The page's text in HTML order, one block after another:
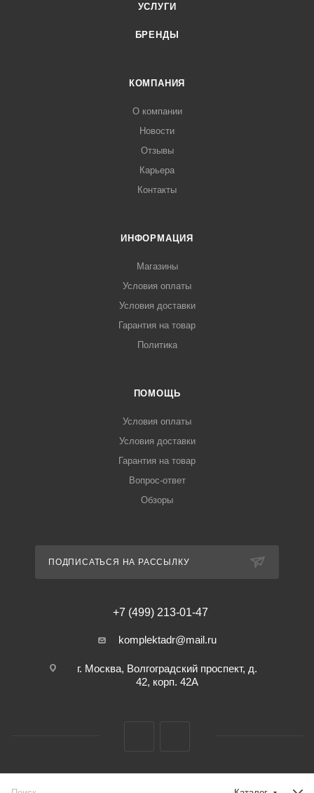
УСЛУГИ
БРЕНДЫ
КОМПАНИЯ
О компании
Новости
Отзывы
Карьера
Контакты
ИНФОРМАЦИЯ
Магазины
Условия оплаты
Условия доставки
Гарантия на товар
Политика
ПОМОЩЬ
Условия оплаты
Условия доставки
Гарантия на товар
Вопрос-ответ
Обзоры
ПОДПИСАТЬСЯ НА РАССЫЛКУ
+7 (499) 213-01-47
komplektadr@mail.ru
г. Москва, Волгоградский проспект, д.
42, корп. 42А
2026 © KOMPLEKTADR.RU - БЕСПЛАТНАЯ ДОСТАВКА ПО